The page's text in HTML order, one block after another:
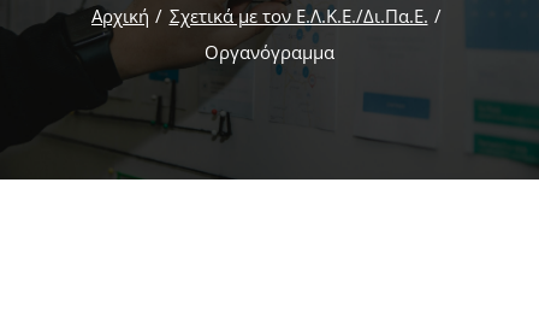
Αρχική
Σχετικά με τον Ε.Λ.Κ.Ε./Δι.Πα.Ε.
Οργανόγραμμα